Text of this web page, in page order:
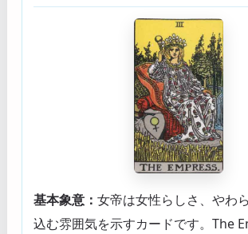
基本象意： 女帝は女性らしさ、やわ
込む雰囲気を示すカードです。The